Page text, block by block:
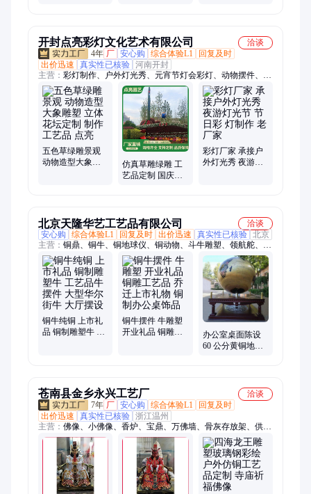
开封点亮彩灯文化艺术有限公司
洽谈
4年 厂 安心购 综合体验L1
回复及时
出价迅速
真实性已核验 河南开封
主营： 彩灯制作、户外灯光秀、元宵节灯会彩灯、动物摆件、花
式灯、景观彩灯、造型彩灯、亮化装饰、节日彩灯、景观花灯、
马年彩灯、创意彩灯、灯会制作、led彩灯、新年花灯、亮化彩
灯、国庆节彩灯、装饰艺术造型灯、大型梦幻灯光秀
五色草绿雕景观
动物造型大象雕
仿真草雕绿雕 工
艺品定制 国庆元
彩灯厂家 承接户
外灯光秀 夜游灯
北京天隆华艺工艺品有限公司
洽谈
安心购
综合体验L1 回复及时 出价迅速 真实性已核验 北京
主营： 铜鼎、铜牛、铜地球仪、铜动物、斗牛雕塑、领航舵、青
铜器、铜地图、铜屏风、铜人物、青铜鼎、司母戊鼎、庆典礼
品、铜制地球仪、大型铜鼎、纯铜摆件、铜方鼎、铜圆鼎、华尔
街牛、开业铜鼎、纯铜铸造、黄铜司母戊鼎、开拓牛、铜獬豸
铜牛纯铜 上市礼
品 铜制雕塑牛 工
铜牛摆件 牛雕塑
开业礼品 铜雕工
办公室桌面陈设
60 公分黄铜地球
苍南县金乡永兴工艺厂
洽谈
7年 厂 安心购 综合体验L1
回复及时
出价迅速
真实性已核验 浙江温州
主营： 佛像、小佛像、香炉、宝鼎、万佛墙、骨灰存放架、供
桌、仿古铜钟、等等法器、焚经炉、千佛灯、牌匾、牌位、铜
钟、铸造宝鼎、宝塔香炉、七层宝塔香炉、十八罗汉雕像、佛像
菩萨、大型铜香炉、铸铜佛像观、玻璃钢观音、六十甲子、地藏
王、寺院地藏王